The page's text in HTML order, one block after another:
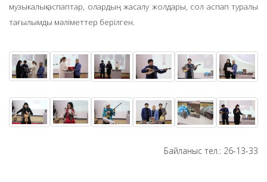
музыкалық аспаптар, олардың жасалу жолдары, сол аспап туралы
тағылымды мәліметтер берілген.
Байланыс тел.: 26-13-33